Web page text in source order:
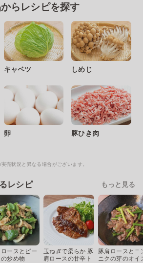
らレシピを探す
キャベツ しめじ
卵 豚ひき肉
売状況と異なる場合がございます。
レシピ もっと見る
ースとピー
炒め物
玉ねぎで柔らか 豚
肩ロースの甘辛ト
豚肩ロースとニ
ニクの芽のオイ